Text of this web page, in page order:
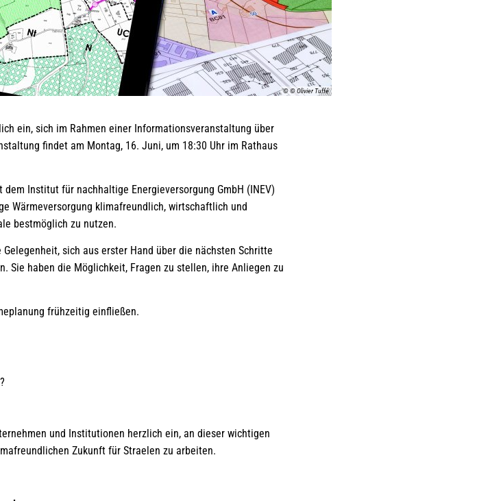
© © Olivier Tuffé
ein, sich im Rahmen einer Informationsveranstaltung über
findet am Montag, 16. Juni, um 18:30 Uhr im Rathaus
Institut für nachhaltige Energieversorgung GmbH (INEV)
Wärmeversorgung klimafreundlich, wirtschaftlich und
bestmöglich zu nutzen.
sich aus erster Hand über die nächsten Schritte
Sie haben die Möglichkeit, Fragen zu stellen, ihre Anliegen zu
frühzeitig einfließen.
und Institutionen herzlich ein, an dieser wichtigen
Zukunft für Straelen zu arbeiten.